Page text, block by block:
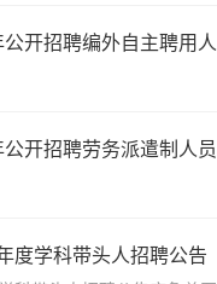
开招聘编外自主聘用
开招聘劳务派遣制人
度学科带头人招聘公告